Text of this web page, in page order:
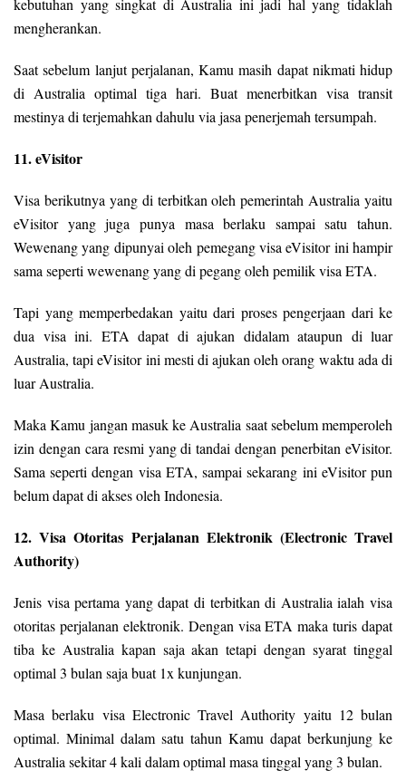
kebutuhan yang singkat di Australia ini jadi hal yang tidaklah
mengherankan.
Saat sebelum lanjut perjalanan, Kamu masih dapat nikmati hidup
di Australia optimal tiga hari. Buat menerbitkan visa transit
mestinya di terjemahkan dahulu via jasa penerjemah tersumpah.
11. eVisitor
Visa berikutnya yang di terbitkan oleh pemerintah Australia yaitu
eVisitor yang juga punya masa berlaku sampai satu tahun.
Wewenang yang dipunyai oleh pemegang visa eVisitor ini hampir
sama seperti wewenang yang di pegang oleh pemilik visa ETA.
Tapi yang memperbedakan yaitu dari proses pengerjaan dari ke
dua visa ini. ETA dapat di ajukan didalam ataupun di luar
Australia, tapi eVisitor ini mesti di ajukan oleh orang waktu ada di
luar Australia.
Maka Kamu jangan masuk ke Australia saat sebelum memperoleh
izin dengan cara resmi yang di tandai dengan penerbitan eVisitor.
Sama seperti dengan visa ETA, sampai sekarang ini eVisitor pun
belum dapat di akses oleh Indonesia.
12. Visa Otoritas Perjalanan Elektronik (Electronic Travel
Authority)
Jenis visa pertama yang dapat di terbitkan di Australia ialah visa
otoritas perjalanan elektronik. Dengan visa ETA maka turis dapat
tiba ke Australia kapan saja akan tetapi dengan syarat tinggal
optimal 3 bulan saja buat 1x kunjungan.
Masa berlaku visa Electronic Travel Authority yaitu 12 bulan
optimal. Minimal dalam satu tahun Kamu dapat berkunjung ke
Australia sekitar 4 kali dalam optimal masa tinggal yang 3 bulan.